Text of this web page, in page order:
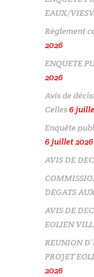
EAUX/
Règlement
2026
ENQUETE
2026
Avis de
Celles6
Enquête
6 juillet 2026
AVIS DE
DEGATS
AVIS DE
EOLIEN
REUNION
PROJET
2026